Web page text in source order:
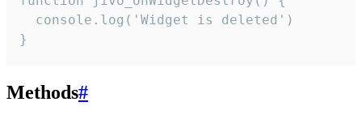
  console.log('Widget is deleted')
}
Methods#